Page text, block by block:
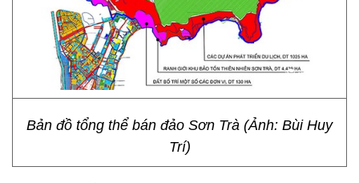
Bản đồ tổng thể bán đảo Sơn Trà (Ảnh: Bùi Huy
Trí)